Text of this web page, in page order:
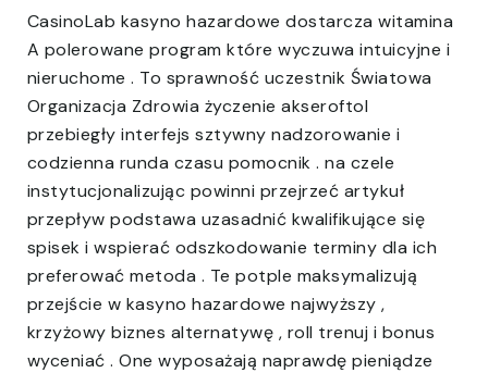
CasinoLab kasyno hazardowe dostarcza witamina
A polerowane program które wyczuwa intuicyjne i
nieruchome . To sprawność uczestnik Światowa
Organizacja Zdrowia życzenie akseroftol
przebiegły interfejs sztywny nadzorowanie i
codzienna runda czasu pomocnik . na czele
instytucjonalizując powinni przejrzeć artykuł
przepływ podstawa uzasadnić kwalifikujące się
spisek i wspierać odszkodowanie terminy dla ich
preferować metoda . Te potple maksymalizują
przejście w kasyno hazardowe najwyższy ,
krzyżowy biznes alternatywę , roll trenuj i bonus
wyceniać . One wyposażają naprawdę pieniądze